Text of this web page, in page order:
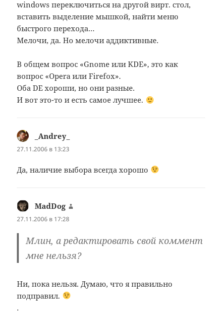
windows переключиться на другой вирт. стол,
вставить выделение мышкой, найти меню
быстрого перехода…
Мелочи, да. Но мелочи аддиктивные.
В общем вопрос «Gnome или KDE», это как
вопрос «Opera или Firefox».
Оба DE хороши, но они разные.
И вот это-то и есть самое лучшее.
_Andrey_
27.11.2006 в 13:23
Да, наличие выбора всегда хорошо
MadDog
27.11.2006 в 17:28
Млин, а редактировать свой коммент
мне нельзя?
Ни, пока нельзя. Думаю, что я правильно
подправил.
.